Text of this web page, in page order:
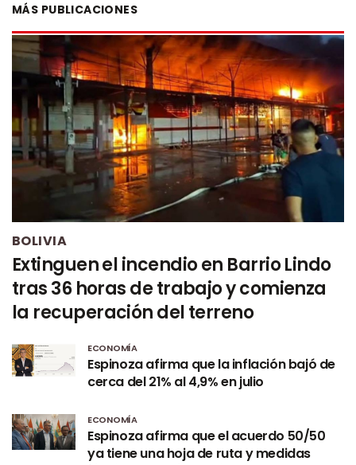
MÁS PUBLICACIONES
BOLIVIA
Extinguen el incendio en Barrio Lindo
tras 36 horas de trabajo y comienza
la recuperación del terreno
ECONOMÍA
Espinoza afirma que la inflación bajó de
cerca del 21% al 4,9% en julio
ECONOMÍA
Espinoza afirma que el acuerdo 50/50
ya tiene una hoja de ruta y medidas